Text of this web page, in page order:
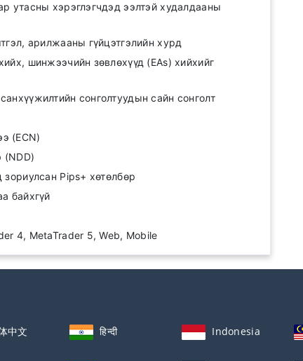
утасны хэрэглэгчдэд ээлтэй худалдааны
арилжааны гүйцэтгэлийн хурд
шинжээчийн зөвлөхүүд (EAs) хийхийг
сонголтуудын сайн сонголт
(ECN)
(NDD)
зориулсан Pips+ хөтөлбөр
байхгүй
4, MetaTrader 5, Web, Mobile
中文 हिन्दी Indonesia